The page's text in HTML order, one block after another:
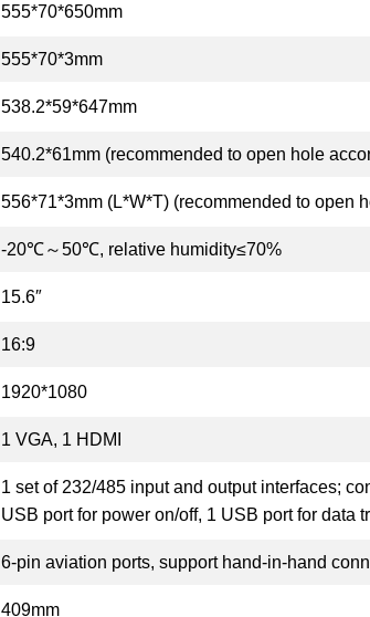
555*70*650mm
555*70*3mm
538.2*59*647mm
540.2*61mm (recommended to open hole
556*71*3mm (L*W*T) (recommended to open
-20℃～50℃, relative humidity≤70%
15.6″
16:9
1920*1080
1 VGA, 1 HDMI
1 set of 232/485 input and output interfaces;
USB port for power on/off, 1 USB port for data
6-pin aviation ports, support hand-in-hand
409mm